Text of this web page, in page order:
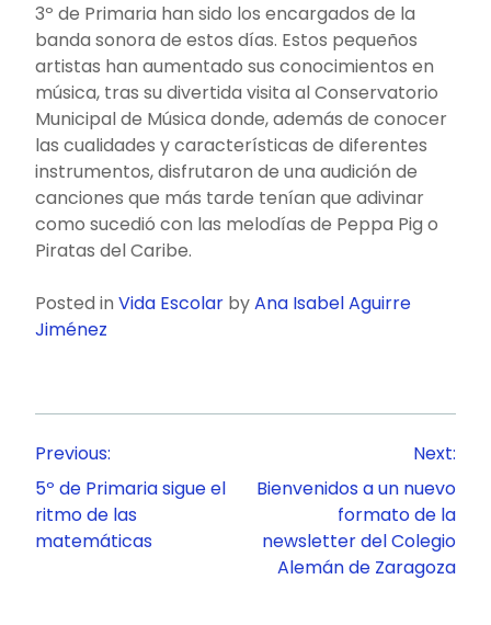
3º de Primaria han sido los encargados de la
banda sonora de estos días. Estos pequeños
artistas han aumentado sus conocimientos en
música, tras su divertida visita al Conservatorio
Municipal de Música donde, además de conocer
las cualidades y características de diferentes
instrumentos, disfrutaron de una audición de
canciones que más tarde tenían que adivinar
como sucedió con las melodías de Peppa Pig o
Piratas del Caribe.
Posted in Vida Escolar byAna Isabel Aguirre
Jiménez
Navegación
de
entradas
Previous:
5º de Primaria sigue el
ritmo de las
matemáticas
Next:
Bienvenidos a un nuevo
formato de la
newsletter del Colegio
Alemán de Zaragoza